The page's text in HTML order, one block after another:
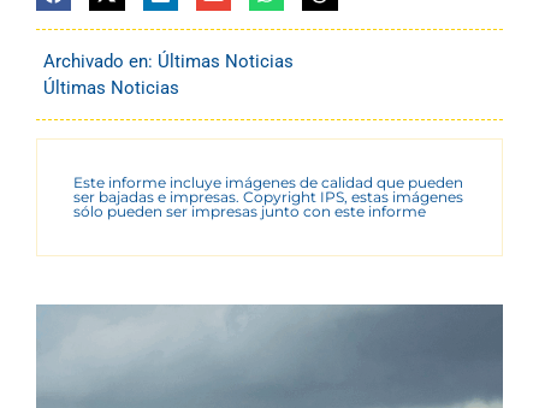
Archivado en: Últimas Noticias
Últimas Noticias
Este informe incluye imágenes de calidad que pueden
ser bajadas e impresas. Copyright IPS, estas imágenes
sólo pueden ser impresas junto con este informe